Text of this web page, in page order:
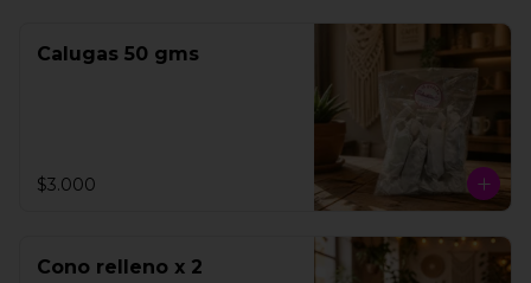
Calugas 50 gms
$3.000
Cono relleno x 2